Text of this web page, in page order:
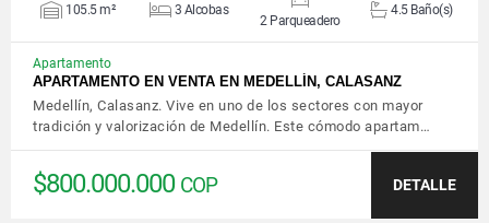
105.5 m² 3 Alcobas
2 Parqueadero
4.5 Baño(s)
Apartamento
APARTAMENTO EN VENTA EN MEDELLÍN, CALASANZ
Medellín, Calasanz. Vive en uno de los sectores con mayor
tradición y valorización de Medellín. Este cómodo apartam…
$800.000.000 COP DETALLE